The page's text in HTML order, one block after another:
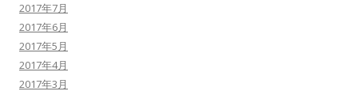
2017年7月
2017年6月
2017年5月
2017年4月
2017年3月